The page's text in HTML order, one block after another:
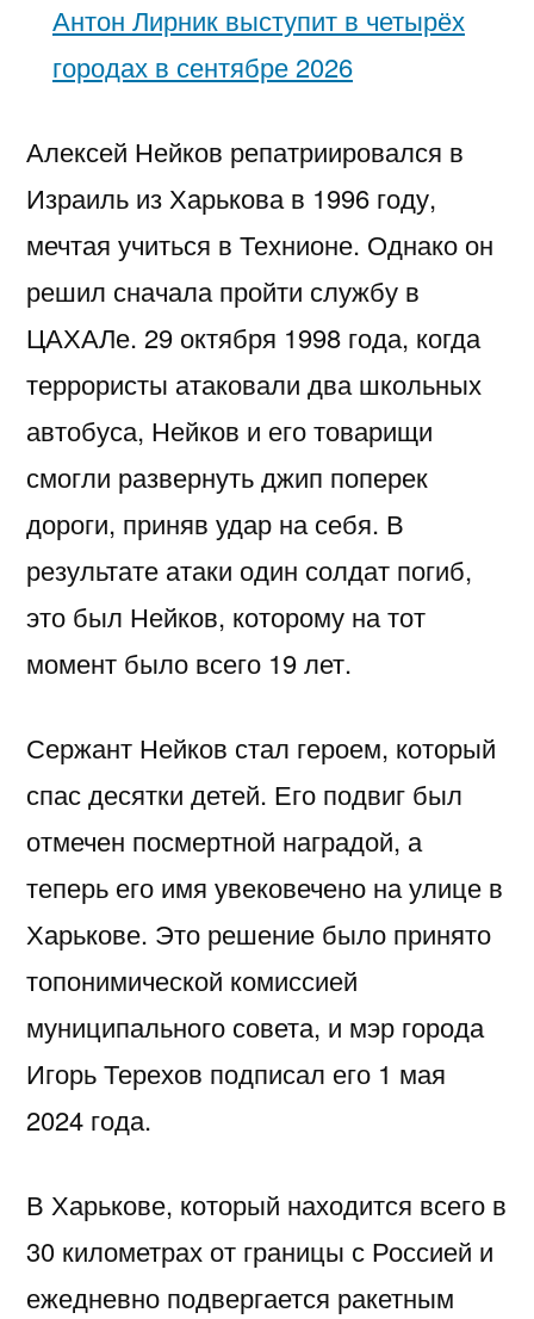
Антон Лирник выступит в четырёх
городах в сентябре 2026
Алексей Нейков репатриировался в
Израиль из Харькова в 1996 году,
мечтая учиться в Технионе. Однако он
решил сначала пройти службу в
ЦАХАЛе. 29 октября 1998 года, когда
террористы атаковали два школьных
автобуса, Нейков и его товарищи
смогли развернуть джип поперек
дороги, приняв удар на себя. В
результате атаки один солдат погиб,
это был Нейков, которому на тот
момент было всего 19 лет.
Сержант Нейков стал героем, который
спас десятки детей. Его подвиг был
отмечен посмертной наградой, а
теперь его имя увековечено на улице в
Харькове. Это решение было принято
топонимической комиссией
муниципального совета, и мэр города
Игорь Терехов подписал его 1 мая
2024 года.
В Харькове, который находится всего в
30 километрах от границы с Россией и
ежедневно подвергается ракетным